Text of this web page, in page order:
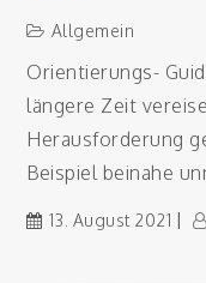
Allgemein
Orientierungs-
längere Zeit
Herausforderung
Beispiel beinahe
13. August 2021